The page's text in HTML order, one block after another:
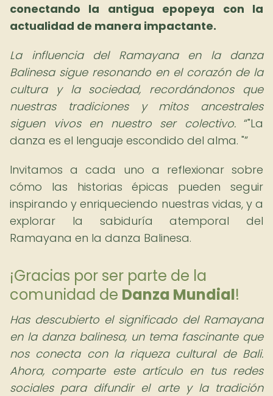
conectando la antigua epopeya con la
actualidad de manera impactante.
La influencia del Ramayana en la danza
Balinesa sigue resonando en el corazón de la
cultura y la sociedad, recordándonos que
nuestras tradiciones y mitos ancestrales
siguen vivos en nuestro ser colectivo.
"La
danza es el lenguaje escondido del alma. "
Invitamos a cada uno a reflexionar sobre
cómo las historias épicas pueden seguir
inspirando y enriqueciendo nuestras vidas, y a
explorar la sabiduría atemporal del
Ramayana en la danza Balinesa.
¡Gracias por ser parte de la
comunidad de Danza Mundial!
Has descubierto el significado del Ramayana
en la danza balinesa, un tema fascinante que
nos conecta con la riqueza cultural de Bali.
Ahora, comparte este artículo en tus redes
sociales para difundir el arte y la tradición